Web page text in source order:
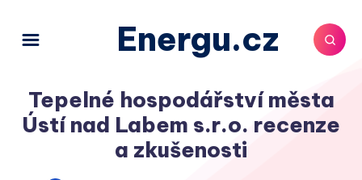
Energu.cz
Tepelné hospodářství města
Ústí nad Labem s.r.o. recenze
a zkušenosti